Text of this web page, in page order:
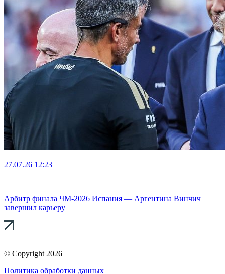
27.07.26 12:23
Арбитр финала ЧМ-2026 Испания — Аргентина Винчич
завершил карьеру
© Copyright 2026
Политика обработки данных